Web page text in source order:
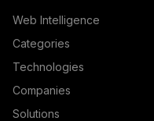
Web Intelligence
Categories
Technologies
Companies
Solutions